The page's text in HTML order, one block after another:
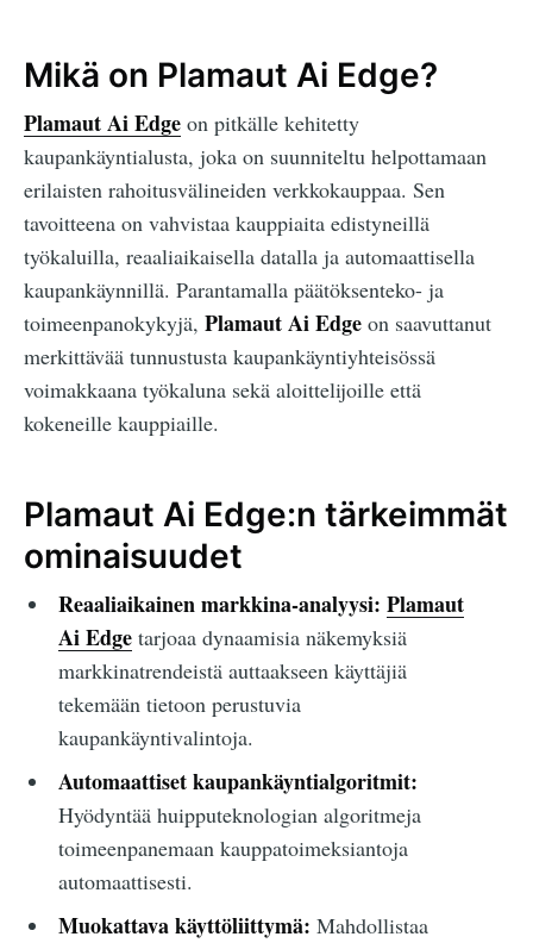
Mikä on Plamaut Ai Edge?
Plamaut Ai Edge on pitkälle kehitetty
kaupankäyntialusta, joka on suunniteltu helpottamaan
erilaisten rahoitusvälineiden verkkokauppaa. Sen
tavoitteena on vahvistaa kauppiaita edistyneillä
työkaluilla, reaaliaikaisella datalla ja automaattisella
kaupankäynnillä. Parantamalla päätöksenteko- ja
toimeenpanokykyjä, Plamaut Ai Edge on saavuttanut
merkittävää tunnustusta kaupankäyntiyhteisössä
voimakkaana työkaluna sekä aloittelijoille että
kokeneille kauppiaille.
Plamaut Ai Edge:n tärkeimmät
ominaisuudet
Reaaliaikainen markkina-analyysi: Plamaut
Ai Edgetarjoaa dynaamisia näkemyksiä
markkinatrendeistä auttaakseen käyttäjiä
tekemään tietoon perustuvia
kaupankäyntivalintoja.
Automaattiset kaupankäyntialgoritmit:
Hyödyntää huipputeknologian algoritmeja
toimeenpanemaan kauppatoimeksiantoja
automaattisesti.
Muokattava käyttöliittymä: Mahdollistaa